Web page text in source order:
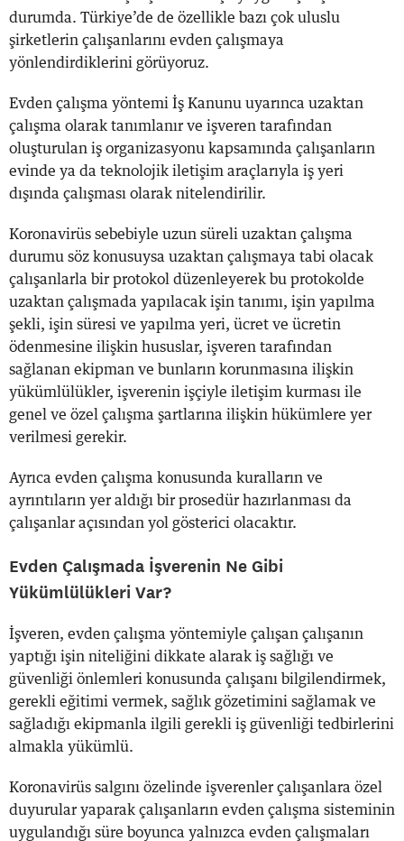
durumda. Türkiye’de de özellikle bazı çok uluslu
şirketlerin çalışanlarını evden çalışmaya
yönlendirdiklerini görüyoruz.
Evden çalışma yöntemi İş Kanunu uyarınca uzaktan
çalışma olarak tanımlanır ve işveren tarafından
oluşturulan iş organizasyonu kapsamında çalışanların
evinde ya da teknolojik iletişim araçlarıyla iş yeri
dışında çalışması olarak nitelendirilir.
Koronavirüs sebebiyle uzun süreli uzaktan çalışma
durumu söz konusuysa uzaktan çalışmaya tabi olacak
çalışanlarla bir protokol düzenleyerek bu protokolde
uzaktan çalışmada yapılacak işin tanımı, işin yapılma
şekli, işin süresi ve yapılma yeri, ücret ve ücretin
ödenmesine ilişkin hususlar, işveren tarafından
sağlanan ekipman ve bunların korunmasına ilişkin
yükümlülükler, işverenin işçiyle iletişim kurması ile
genel ve özel çalışma şartlarına ilişkin hükümlere yer
verilmesi gerekir.
Ayrıca evden çalışma konusunda kuralların ve
ayrıntıların yer aldığı bir prosedür hazırlanması da
çalışanlar açısından yol gösterici olacaktır.
Evden Çalışmada İşverenin Ne Gibi
Yükümlülükleri Var?
İşveren, evden çalışma yöntemiyle çalışan çalışanın
yaptığı işin niteliğini dikkate alarak iş sağlığı ve
güvenliği önlemleri konusunda çalışanı bilgilendirmek,
gerekli eğitimi vermek, sağlık gözetimini sağlamak ve
sağladığı ekipmanla ilgili gerekli iş güvenliği tedbirlerini
almakla yükümlü.
Koronavirüs salgını özelinde işverenler çalışanlara özel
duyurular yaparak çalışanların evden çalışma sisteminin
uygulandığı süre boyunca yalnızca evden çalışmaları